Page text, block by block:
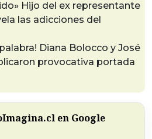
Hijo del ex representante
las adicciones del
Diana Bolocco y José
provocativa portada
en Google